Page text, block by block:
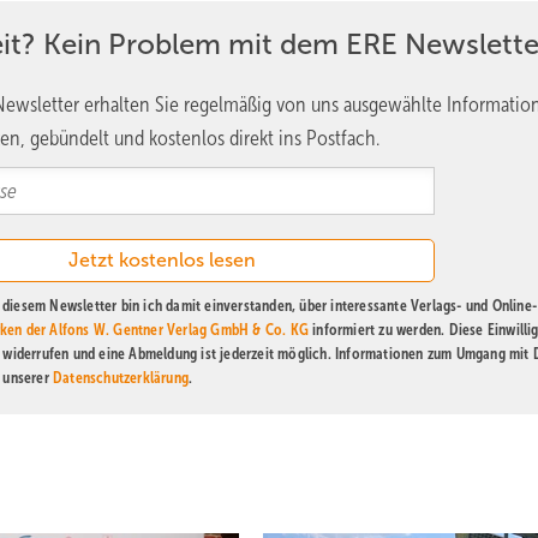
Strukturen und damit die entstandenen Habitate beseitigen.
Zustand oder das, was sich neu entwickelt hat? Historisch
Lebensräume, etwa Austernbänke oder Riffe, die durch
Windparks zumindest teilweise solche Strukturen
sind: Wie stark profitieren Fischbestände tatsächlich von
Kein Problem mit dem ERE
erhalten Sie regelmäßig von uns ausgewählte
gebündelt und kostenlos direkt ins Postfach.
diesem Newsletter bin ich damit einverstanden, über interessante Verlags- und Online-
der Alfons W. Gentner Verlag GmbH & Co. KG informiert zu werden. Diese
und eine Abmeldung ist jederzeit möglich. Informationen zum Umgang mit
Datenschutzerklärung.